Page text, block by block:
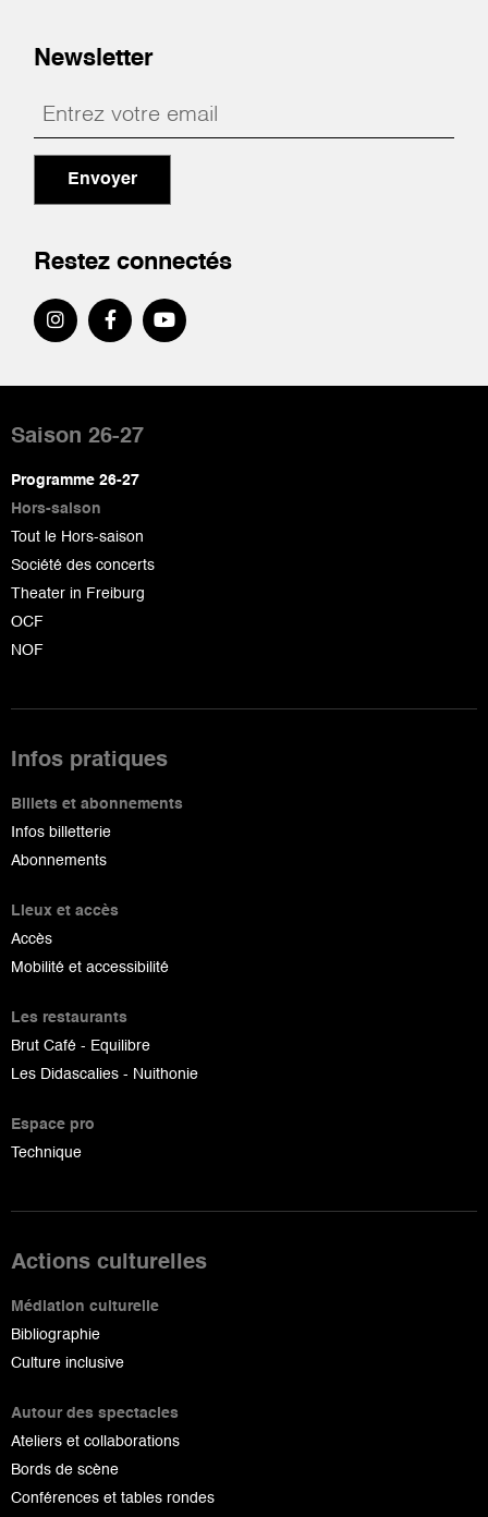
Newsletter
Envoyer
Restez connectés
de
page
Saison 26-27
Programme 26-27
Hors-saison
Tout le Hors-saison
Société des concerts
Theater in Freiburg
OCF
NOF
Infos pratiques
Billets et abonnements
Infos billetterie
Abonnements
Lieux et accès
Accès
Mobilité et accessibilité
Les restaurants
Brut Café - Equilibre
Les Didascalies - Nuithonie
Espace pro
Technique
Actions culturelles
Médiation culturelle
Bibliographie
Culture inclusive
Autour des spectacles
Ateliers et collaborations
Bords de scène
Conférences et tables rondes